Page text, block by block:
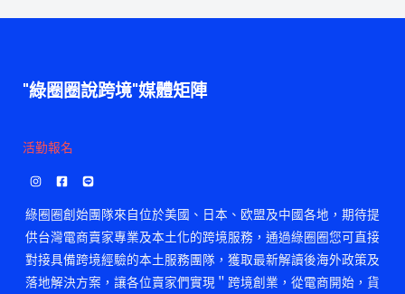
"綠圈圈說跨境"媒體矩陣
活勤報名
綠圈圈創始團隊來自位於美國、日本、欧盟及中國各地，期待提
供台灣電商賣家專業及本土化的跨境服務，通過綠圈圈您可直接
對接具備跨境經驗的本土服務團隊，獲取最新解讀後海外政策及
落地解決方案，讓各位賣家們實現＂跨境創業，從電商開始，貨